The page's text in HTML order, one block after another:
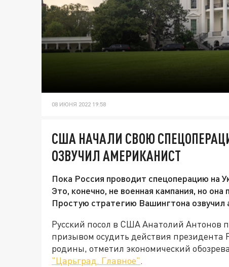
08 ИЮНЯ 2022 19:58
США НАЧАЛИ СВОЮ
ОЗВУЧИЛ АМЕРИКАНИСТ
Пока Россия проводит спецоперацию на
Это, конечно, не военная кампания, но
Простую стратегию Вашингтона
Русский посол в США Анатолий Антонов
призывом осудить действия президента
родины, отметил экономический
"Царьград. Главное".